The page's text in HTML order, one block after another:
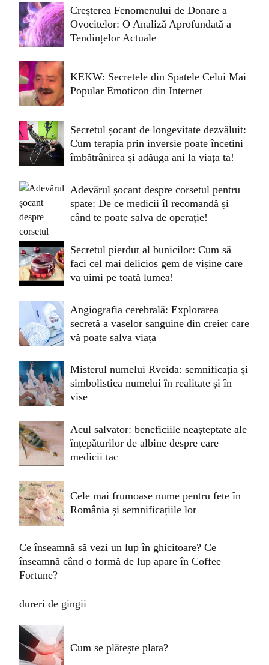
Creșterea Fenomenului de Donare a
Ovocitelor: O Analiză Aprofundată a
Tendințelor Actuale
KEKW: Secretele din Spatele Celui Mai
Popular Emoticon din Internet
Secretul șocant de longevitate dezvăluit:
Cum terapia prin inversie poate încetini
îmbătrânirea și adăuga ani la viața ta!
Adevărul șocant despre corsetul pentru
spate: De ce medicii îl recomandă și
când te poate salva de operație!
Secretul pierdut al bunicilor: Cum să
faci cel mai delicios gem de vișine care
va uimi pe toată lumea!
Angiografia cerebrală: Explorarea
secretă a vaselor sanguine din creier care
vă poate salva viața
Misterul numelui Rveida: semnificația și
simbolistica numelui în realitate și în
vise
Acul salvator: beneficiile neașteptate ale
înțepăturilor de albine despre care
medicii tac
Cele mai frumoase nume pentru fete în
România și semnificațiile lor
Ce înseamnă să vezi un lup în ghicitoare? Ce
înseamnă când o formă de lup apare în Coffee
Fortune?
dureri de gingii
Cum se plătește plata?